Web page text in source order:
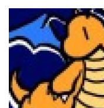
콘
텐
로
건
너
뛰